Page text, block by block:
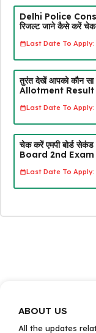
Delhi Police
रिजल्ट जाने कैसे करें चेक
Last Date To Apply:
तुरंत देखें आपको कौन
Allotment
Last Date To Apply:
चेक करें एमपी बोर्ड
Board 2nd
Last Date To Apply:
ABOUT US
All the updates